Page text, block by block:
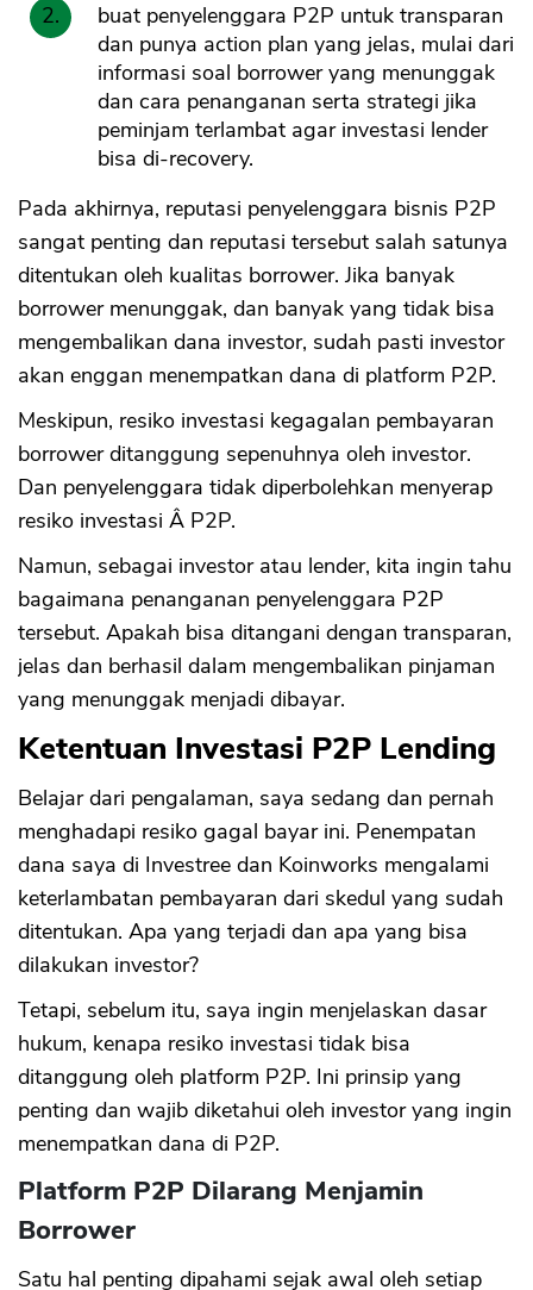
buat penyelenggara P2P untuk transparan
dan punya action plan yang jelas, mulai dari
informasi soal borrower yang menunggak
dan cara penanganan serta strategi jika
peminjam terlambat agar investasi lender
bisa di-recovery.
Pada akhirnya, reputasi penyelenggara bisnis P2P
sangat penting dan reputasi tersebut salah satunya
ditentukan oleh kualitas borrower. Jika banyak
borrower menunggak, dan banyak yang tidak bisa
mengembalikan dana investor, sudah pasti investor
akan enggan menempatkan dana di platform P2P.
Meskipun, resiko investasi kegagalan pembayaran
borrower ditanggung sepenuhnya oleh investor.
Dan penyelenggara tidak diperbolehkan menyerap
resiko investasi Â P2P.
Namun, sebagai investor atau lender, kita ingin tahu
bagaimana penanganan penyelenggara P2P
tersebut. Apakah bisa ditangani dengan transparan,
jelas dan berhasil dalam mengembalikan pinjaman
yang menunggak menjadi dibayar.
Ketentuan Investasi P2P Lending
Belajar dari pengalaman, saya sedang dan pernah
menghadapi resiko gagal bayar ini. Penempatan
dana saya di Investree dan Koinworks mengalami
keterlambatan pembayaran dari skedul yang sudah
ditentukan. Apa yang terjadi dan apa yang bisa
dilakukan investor?
Tetapi, sebelum itu, saya ingin menjelaskan dasar
hukum, kenapa resiko investasi tidak bisa
ditanggung oleh platform P2P. Ini prinsip yang
penting dan wajib diketahui oleh investor yang ingin
menempatkan dana di P2P.
Platform P2P Dilarang Menjamin
Borrower
Satu hal penting dipahami sejak awal oleh setiap